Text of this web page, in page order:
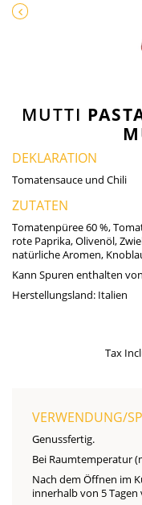
MUTTI
DEKLARATION
Tomatensauce und Chili
ZUTATEN
Tomatenpüree 60 %,
rote Paprika, Olivenöl,
natürliche Aromen,
Kann Spuren enthalten
Herstellungsland: Italien
Tax
VERWENDUNG/
Genussfertig.
Bei Raumtemperatur
Nach dem Öffnen im
innerhalb von 5